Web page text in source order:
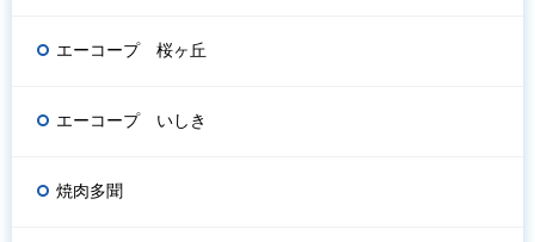
エーコープ 桜ヶ丘
エーコープ いしき
焼肉多聞